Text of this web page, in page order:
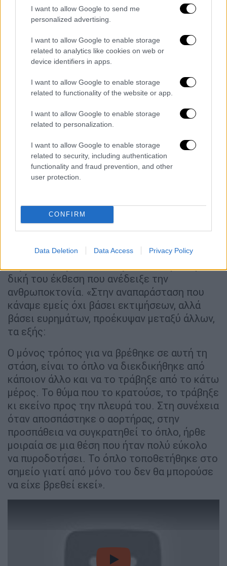
I want to allow Google to send me
personalized advertising.
I want to allow Google to enable storage
related to analytics like cookies on web or
device identifiers in apps.
I want to allow Google to enable storage
related to functionality of the website or app.
I want to allow Google to enable storage
related to personalization.
I want to allow Google to enable storage
related to security, including authentication
functionality and fraud prevention, and other
user protection.
CONFIRM
Data Deletion Data Access Privacy Policy
αίματα και κρατάει ακόμα την άκρη του
αορτήρα. Ενδεχομένως να σήκωσε κάποιος
το όπλο και να τοποθέτησε από πάνω το
χέρι του», ανέφερε χαρακτηριστικά.
«Η δική μας έρευνα ανέδειξε την
ανθρωποκτονία»
δημοσιογράφο της εκπομπής, ανέφερε πως η
δική του έκθεση που ανέδειξε την
ανθρωποκτονία. «Στην αναπαράσταση που
κάναμε εμείς όχι βάσει εκτιμήσεων, αλλά
βάσει ευρημάτων, προέκυψαν μεταξύ άλλων,
τα εξής:
Ο μόνος τρόπος για να βρέθηκε σε αυτή τη
στάση, είναι το όπλο να διεκδικήθηκε από
κάποιον άλλο και να το τράβηξε από το κάτω
μέρος. Το θύμα που το κρατούσε, το τράβηξε
κι εκείνο προς την πλευρά του. Στη συνέχεια
όταν αποσπάστηκε ο αορτήρας, στην
προσπάθεια να συγκρατηθεί το όπλο, ήρθε
μοιραία σε μια θέση που ήταν πολύ εύκολο
να πυροδοτήσει. Το όπλο τοποθετήθηκε στο
σημείο γιατί από μόνο του δεν θα μπορούσε
να είχε βρεθεί εκεί».